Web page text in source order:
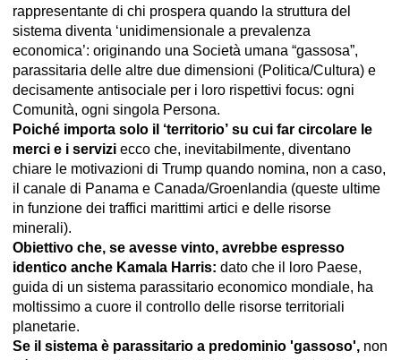
rappresentante di chi prospera quando la struttura del
sistema diventa ‘unidimensionale a prevalenza
economica’: originando una Società umana “gassosa”,
parassitaria delle altre due dimensioni (Politica/Cultura) e
decisamente antisociale per i loro rispettivi focus: ogni
Comunità, ogni singola Persona.
Poiché importa solo il ‘territorio’ su cui far circolare le
merci e i servizi ecco che, inevitabilmente, diventano
chiare le motivazioni di Trump quando nomina, non a caso,
il canale di Panama e Canada/Groenlandia (queste ultime
in funzione dei traffici marittimi artici e delle risorse
minerali).
Obiettivo che, se avesse vinto, avrebbe espresso
identico anche Kamala Harris: dato che il loro Paese,
guida di un sistema parassitario economico mondiale, ha
moltissimo a cuore il controllo delle risorse territoriali
planetarie.
Se il sistema è parassitario a predominio 'gassoso', non